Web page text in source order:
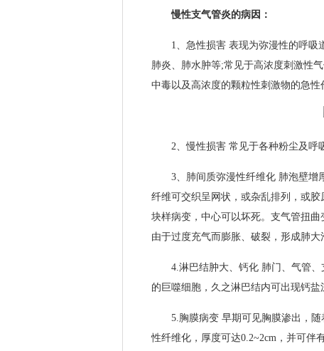
慢性支气管炎的病因：
1、急性损害 表现为弥漫性的呼吸道
肺炎、肺水肿等;常见于高浓度刺激性
中毒以及高浓度的颗粒性刺激物的急性
2、慢性损害 常见于各种粉尘及呼吸
3、肺间质弥漫性纤维化 肺泡壁增厚
纤维可交织呈网状，或杂乱排列，或
块样病变，中心可以坏死。支气管扭
由于过度充气而膨胀、破裂，形成肺大
4.淋巴结肿大、钙化 肺门、气管、
的巨噬细胞，久之淋巴结内可出现钙盐
5.胸膜病变 早期可见胸膜渗出，随
性纤维化，厚度可达0.2~2cm，并可伴